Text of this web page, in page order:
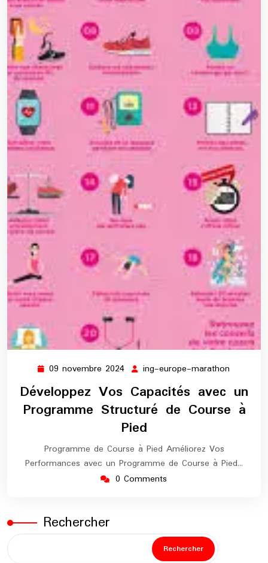
09 novembre 2024 09
novembre
2024
ing-europe-marathon
marathon
Développez Vos Capacités avec un
Programme Structuré de Course à
Pied
Programme de Course à Pied Améliorez Vos
Performances avec un Programme de Course à Pied…
0 Comments
Rechercher
Rechercher